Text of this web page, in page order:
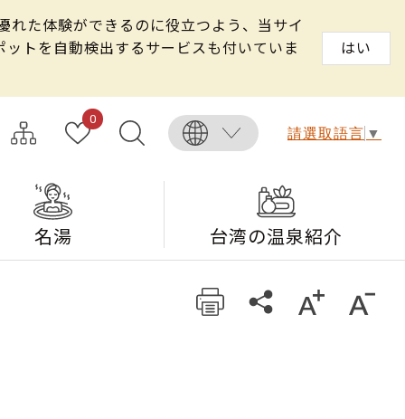
た体験ができるのに役立つよう、当サイ
トを自動検出するサービスも付いていま
はい
0
請選取語言 ▼
名湯 台湾の温泉紹介